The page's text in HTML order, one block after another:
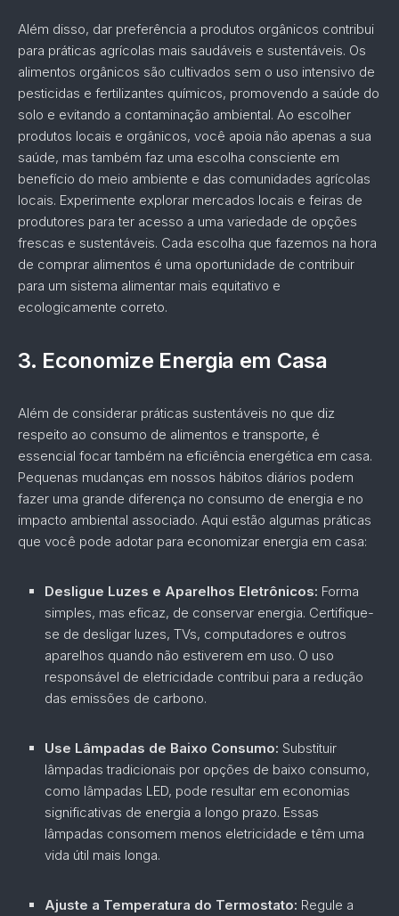
Além disso, dar preferência a produtos orgânicos contribui
para práticas agrícolas mais saudáveis e sustentáveis. Os
alimentos orgânicos são cultivados sem o uso intensivo de
pesticidas e fertilizantes químicos, promovendo a saúde do
solo e evitando a contaminação ambiental. Ao escolher
produtos locais e orgânicos, você apoia não apenas a sua
saúde, mas também faz uma escolha consciente em
benefício do meio ambiente e das comunidades agrícolas
locais. Experimente explorar mercados locais e feiras de
produtores para ter acesso a uma variedade de opções
frescas e sustentáveis. Cada escolha que fazemos na hora
de comprar alimentos é uma oportunidade de contribuir
para um sistema alimentar mais equitativo e
ecologicamente correto.
3. Economize Energia em Casa
Além de considerar práticas sustentáveis no que diz
respeito ao consumo de alimentos e transporte, é
essencial focar também na eficiência energética em casa.
Pequenas mudanças em nossos hábitos diários podem
fazer uma grande diferença no consumo de energia e no
impacto ambiental associado. Aqui estão algumas práticas
que você pode adotar para economizar energia em casa:
Desligue Luzes e Aparelhos Eletrônicos: Forma
simples, mas eficaz, de conservar energia. Certifique-
se de desligar luzes, TVs, computadores e outros
aparelhos quando não estiverem em uso. O uso
responsável de eletricidade contribui para a redução
das emissões de carbono.
Use Lâmpadas de Baixo Consumo: Substituir
lâmpadas tradicionais por opções de baixo consumo,
como lâmpadas LED, pode resultar em economias
significativas de energia a longo prazo. Essas
lâmpadas consomem menos eletricidade e têm uma
vida útil mais longa.
Ajuste a Temperatura do Termostato: Regule a